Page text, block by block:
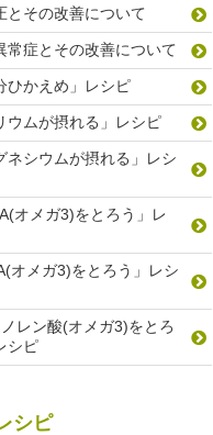
とその改善について
常症とその改善について
ひかえめ」レシピ
ウムが摂れる」レシピ
ネシウムが摂れる」レシ
オメガ3)をとろう」レ
オメガ3)をとろう」レシ
ノレン酸(オメガ3)をとろ
シピ
シピ